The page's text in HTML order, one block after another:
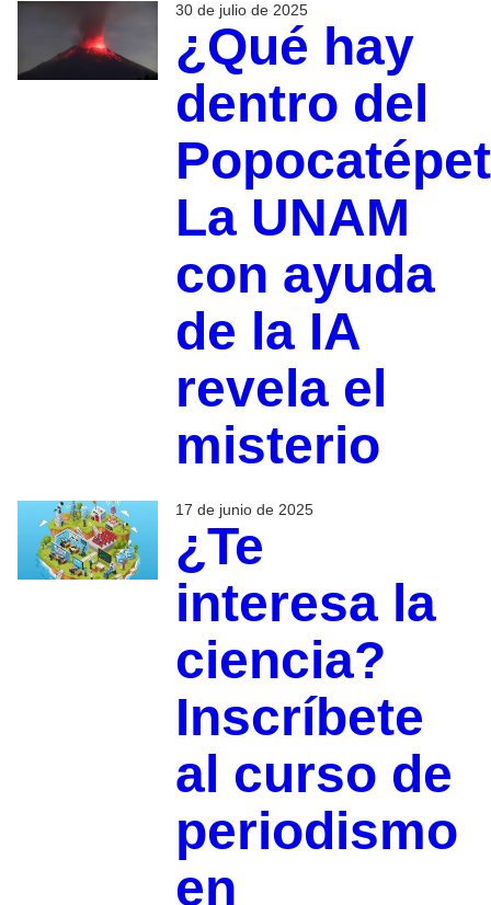
30 de julio de 2025
¿Qué hay
dentro del
La UNAM
con ayuda
de la IA
revela el
misterio
17 de junio de 2025
¿Te
interesa la
ciencia?
Inscríbete
al curso de
periodismo
en